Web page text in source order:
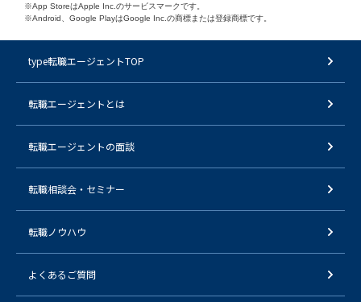
※App StoreはApple Inc.のサービスマークです。
※Android、Google PlayはGoogle Inc.の商標または登録商標です。
type転職エージェントTOP
転職エージェントとは
転職エージェントの面談
転職相談会・セミナー
転職ノウハウ
よくあるご質問